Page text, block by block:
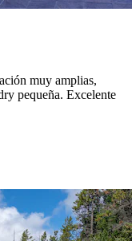
muy amplias,
pequeña. Excelente